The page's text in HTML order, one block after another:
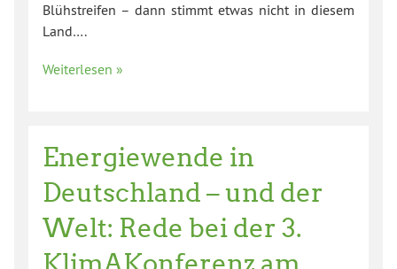
Blühstreifen – dann stimmt etwas nicht in diesem
Land….
Weiterlesen »
Energiewende in
Deutschland – und der
Welt: Rede bei der 3.